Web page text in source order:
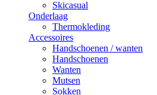
Skicasual
Onderlaag
Thermokleding
Accessoires
Handschoenen / wanten
Handschoenen
Wanten
Mutsen
Sokken